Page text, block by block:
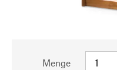
Menge